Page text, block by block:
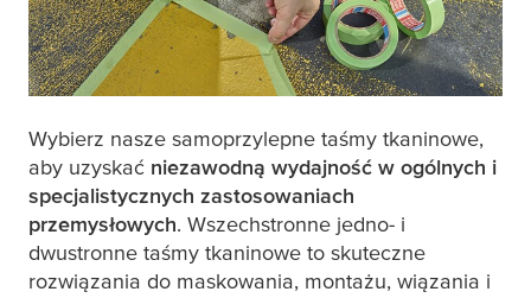
Wybierz nasze samoprzylepne taśmy tkaninowe,
aby uzyskać niezawodną wydajność w ogólnych i
specjalistycznych zastosowaniach
przemysłowych. Wszechstronne jedno- i
dwustronne taśmy tkaninowe to skuteczne
rozwiązania do maskowania, montażu, wiązania i